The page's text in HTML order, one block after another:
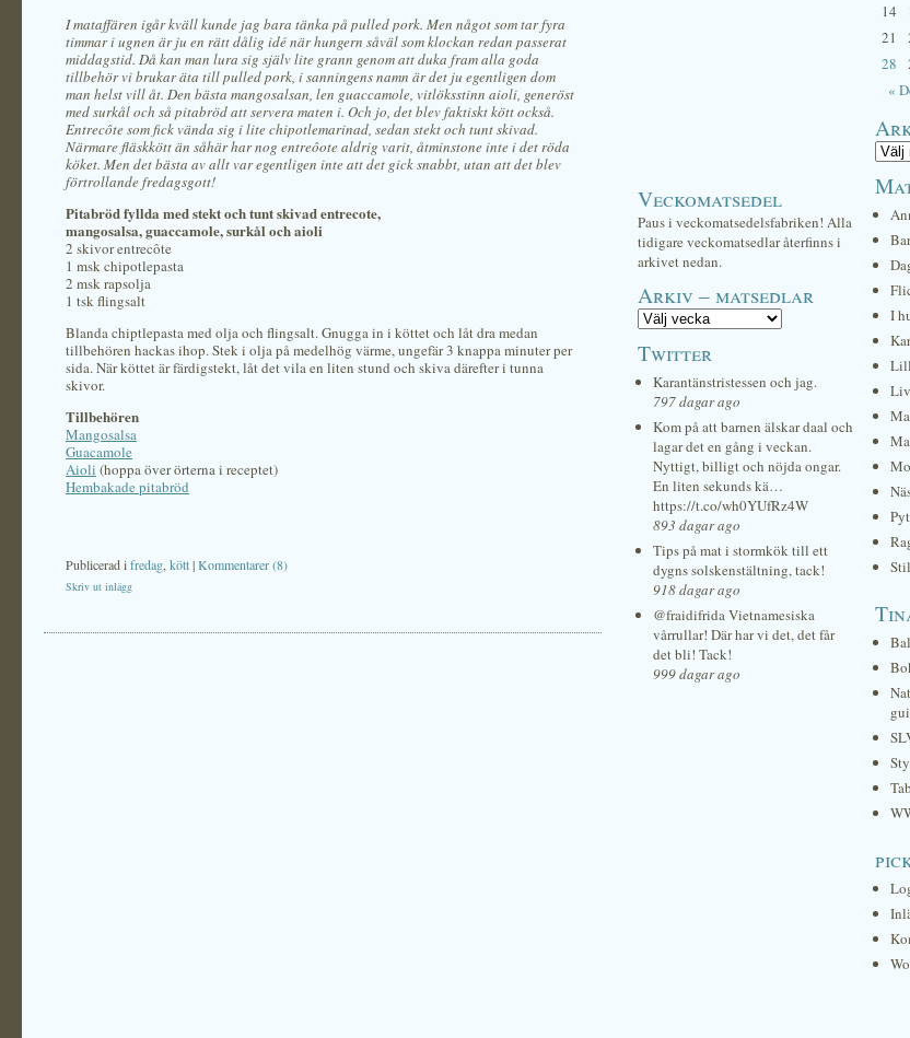
I mataffären igår kväll kunde jag bara tänka på pulled pork. Men något som tar fyra
timmar i ugnen är ju en rätt dålig idé när hungern såväl som klockan redan passerat
middagstid. Då kan man lura sig själv lite grann genom att duka fram alla goda
tillbehör vi brukar äta till pulled pork, i sanningens namn är det ju egentligen dom
man helst vill åt. Den bästa mangosalsan, len guaccamole, vitlöksstinn aioli, generöst
med surkål och så pitabröd att servera maten i. Och jo, det blev faktiskt kött också.
Entrecôte som fick vända sig i lite chipotlemarinad, sedan stekt och tunt skivad.
Närmare fläskkött än såhär har nog entreôote aldrig varit, åtminstone inte i det röda
köket. Men det bästa av allt var egentligen inte att det gick snabbt, utan att det blev
förtrollande fredagsgott!
Pitabröd fyllda med stekt och tunt skivad entrecote,
mangosalsa, guaccamole, surkål och aioli
2 skivor entrecôte
1 msk chipotlepasta
2 msk rapsolja
1 tsk flingsalt
Blanda chiptlepasta med olja och flingsalt. Gnugga in i köttet och låt dra medan
tillbehören hackas ihop. Stek i olja på medelhög värme, ungefär 3 knappa minuter per
sida. När köttet är färdigstekt, låt det vila en liten stund och skiva därefter i tunna
skivor.
Tillbehören
Mangosalsa
Guacamole
Aioli (hoppa över örterna i receptet)
Hembakade pitabröd
Publicerad ifredag kött|Kommentarer (8)
Skriv ut inlägg
Veckomatsedel
Paus i veckomatsedelsfabriken! Alla
tidigare veckomatsedlar återfinns i
arkivet nedan.
Arkiv – matsedlar
Twitter
Karantänstristessen och jag.
797 dagar ago
Kom på att barnen älskar daal och
lagar det en gång i veckan.
Nyttigt, billigt och nöjda ongar.
En liten sekunds kä…
https://t.co/wh0YUfRz4W
893 dagar ago
Tips på mat i stormkök till ett
dygns solskenstältning, tack!
918 dagar ago
@fraidifrida Vietnamesiska
vårrullar! Där har vi det, det får
det bli! Tack!
999 dagar ago
«
14
21
28
I